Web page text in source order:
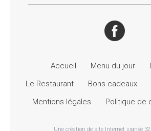
Accueil Menu du jour
Le Restaurant
Bons cadeaux
Mentions légales
Politique de
Une création de site Internet signée